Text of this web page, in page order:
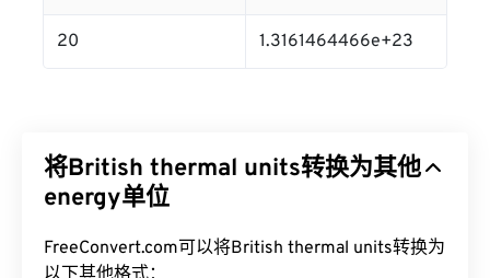
20 1.3161464466e+23
将British thermal units转换为其他
energy单位
FreeConvert.com可以将British thermal units转换为